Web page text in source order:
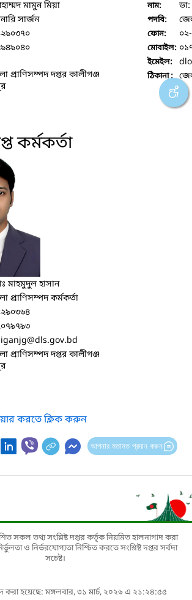
মামুন মিয়া
সার্জন
প্রাণিসম্পদ দপ্তর কালীগঞ্জ
নাম:
পদবি:
ফোন:
মোবাইল:
ইমেইল:
ঠিকানা :
কর্মকর্তা
মাহমুদুল হাসান
প্রাণিসম্পদ কর্মকর্তা
@dls.gov.bd
প্রাণিসম্পদ দপ্তর কালীগঞ্জ
করতে ক্লিক করুন
আপনার মতামত প্রদান করুন
সকল তথ্য সংশ্লিষ্ট দপ্তর কর্তৃক নিয়মিত হালনাগাদ করা
ও নির্ভরযোগ্যতা নিশ্চিত করতে সংশ্লিষ্ট দপ্তর সর্বদা
সচেষ্ট।
করা হয়েছে: মঙ্গলবার, ৩১ মার্চ, ২০২৬ এ ২১:২৪:৫৫